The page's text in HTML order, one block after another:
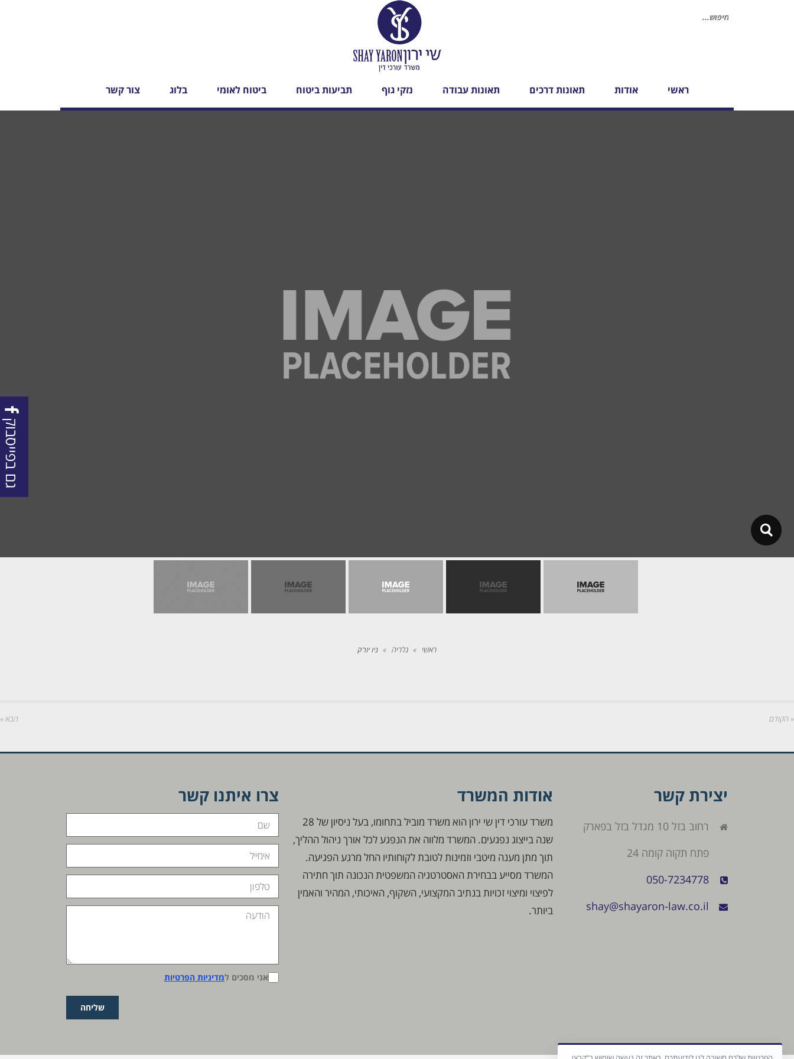
חיפוש
ראשי אודות תאונות דרכים תאונות עבודה נזקי גוף תביעות ביטוח ביטוח לאומי בלוג צור קשר
ראשי » גלריה » ניו יורק
« הקודם הבא »
יצירת קשר
רחוב בזל 10 מגדל בזל בפארק
פתח תקוה קומה 24
050-7234778
shay@shayaron-law.co.il
אודות המשרד
משרד עורכי דין שי ירון הוא משרד מוביל בתחומו, בעל ניסיון של 28
שנה בייצוג נפגעים. המשרד מלווה את הנפגע לכל אורך ניהול ההליך,
תוך מתן מענה מיטבי וזמינות לטובת לקוחותיו החל מרגע הפגיעה.
המשרד מסייע בבחירת האסטרטגיה המשפטית הנכונה תוך חתירה
לפיצוי ומיצוי זכויות בנתיב המקצועי, השקוף, האיכותי, המהיר והאמין
ביותר.
צרו איתנו קשר
אני מסכים למדיניות הפרטיות
שליחה
גם בפייסבוק